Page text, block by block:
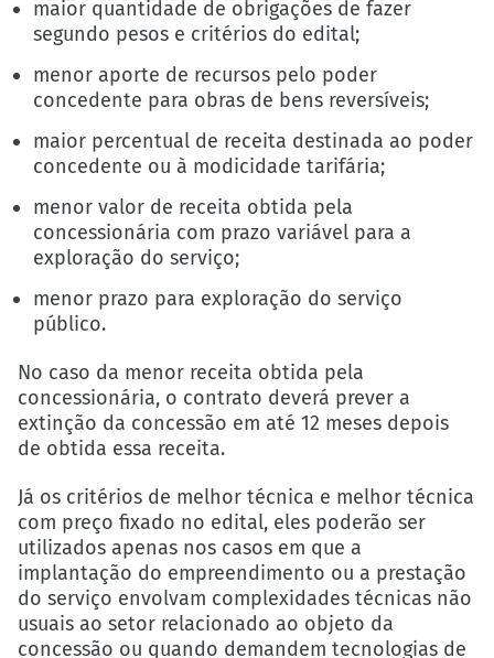
maior quantidade de obrigações de fazer
segundo pesos e critérios do edital;
menor aporte de recursos pelo poder
concedente para obras de bens reversíveis;
maior percentual de receita destinada ao poder
concedente ou à modicidade tarifária;
menor valor de receita obtida pela
concessionária com prazo variável para a
exploração do serviço;
menor prazo para exploração do serviço
público.
No caso da menor receita obtida pela
concessionária, o contrato deverá prever a
extinção da concessão em até 12 meses depois
de obtida essa receita.
Já os critérios de melhor técnica e melhor técnica
com preço fixado no edital, eles poderão ser
utilizados apenas nos casos em que a
implantação do empreendimento ou a prestação
do serviço envolvam complexidades técnicas não
usuais ao setor relacionado ao objeto da
concessão ou quando demandem tecnologias de